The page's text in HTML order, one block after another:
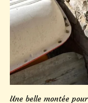
Une belle montée